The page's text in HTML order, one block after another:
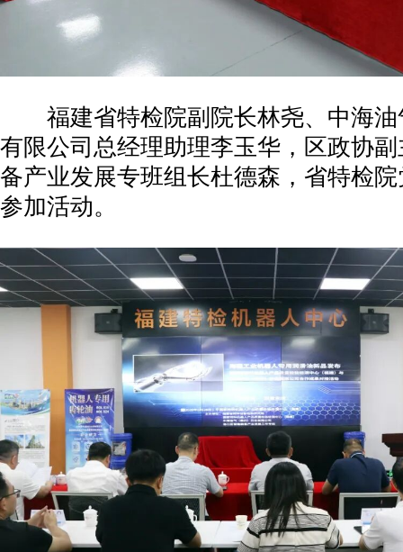
福建省特检院副院长林尧、中海油
有限公司总经理助理李玉华，区政协
备产业发展专班组长杜德森，省特检
参加活动。